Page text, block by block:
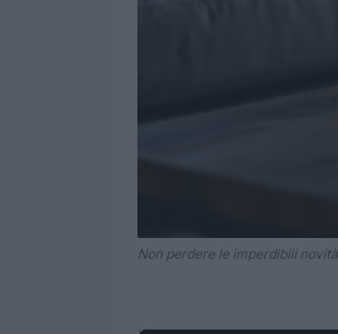
Non perdere le imperdibili